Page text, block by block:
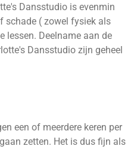
Dansstudio is evenmin
schade ( zowel fysiek als
lessen. Deelname aan de
Dansstudio zijn geheel
een of meerdere keren per
zetten. Het is dus fijn als